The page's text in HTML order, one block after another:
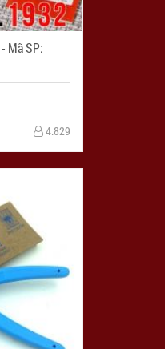
4.829